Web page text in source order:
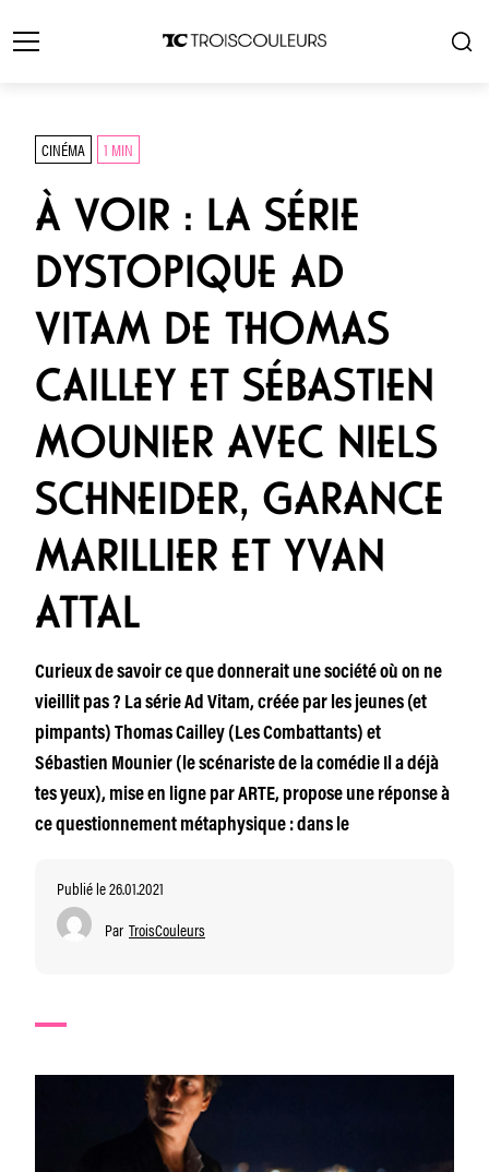
CINÉMA 1 MIN
À VOIR : LA SÉRIE
DYSTOPIQUE AD
VITAM DE THOMAS
CAILLEY ET SÉBASTIEN
MOUNIER AVEC NIELS
SCHNEIDER, GARANCE
MARILLIER ET YVAN
ATTAL
Curieux de savoir ce que donnerait une société où on ne
vieillit pas ? La série Ad Vitam, créée par les jeunes (et
pimpants) Thomas Cailley (Les Combattants) et
Sébastien Mounier (le scénariste de la comédie Il a déjà
tes yeux), mise en ligne par ARTE, propose une réponse à
ce questionnement métaphysique : dans le
Publié le 26.01.2021
Par TroisCouleurs